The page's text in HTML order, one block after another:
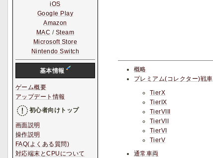
概略
プレミアム(コレクター)戦車
TierX
TierIX
TierVIII
TierVII
TierVI
TierV
通常車両
iOS
Google Play
Amazon
MAC / Steam
Microsoft Store
Nintendo Switch
基本情報
ゲーム概要
アップデート情報
初心者向けトップ
画面説明
操作説明
FAQ(よくある質問)
対応端末とCPUについて